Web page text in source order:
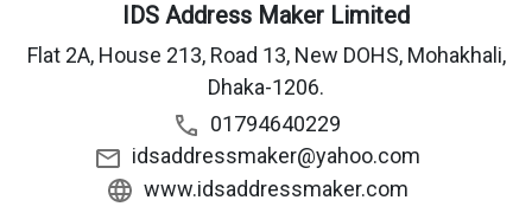
IDS Address Maker Limited
Flat 2A, House 213, Road 13, New DOHS, Mohakhali,
Dhaka-1206.
01794640229
idsaddressmaker@yahoo.com
www.idsaddressmaker.com